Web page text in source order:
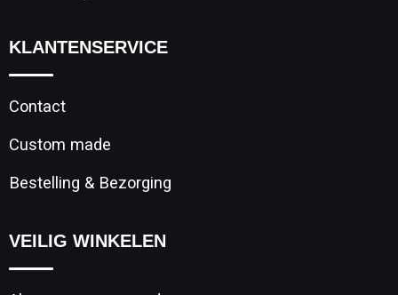
KLANTENSERVICE
Contact
Custom made
Bestelling & Bezorging
VEILIG WINKELEN